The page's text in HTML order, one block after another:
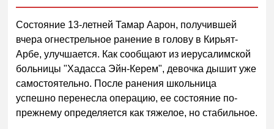
Состояние 13-летней Тамар Аарон, получившей
вчера огнестрельное ранение в голову в Кирьят-
Арбе, улучшается. Как сообщают из иерусалимской
больницы "Хадасса Эйн-Керем", девочка дышит уже
самостоятельно. После ранения школьница
успешно перенесла операцию, ее состояние по-
прежнему определяется как тяжелое, но стабильное.